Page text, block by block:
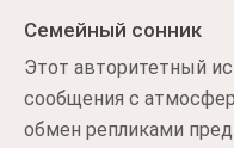
Семейный сонник
Этот авторитетный
сообщения с
обмен репликами